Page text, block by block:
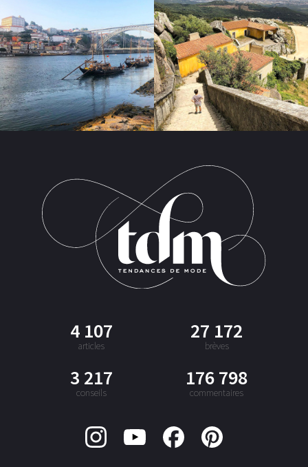
4 107
articles
27 172
brèves
3 217
conseils
176 798
commentaires